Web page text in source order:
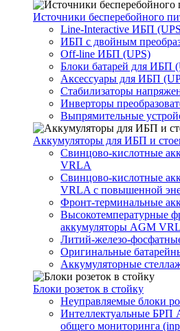
Источники бесперебойного
Line-Interactive ИБП
ИБП с двойным
Off-line ИБП (UPS)
Блоки батарей для ИБП
Аксессуары для ИБП
Стабилизаторы
Инверторы
Выпрямительные
Аккумуляторы для ИБП и
Свинцово-кислотные
VRLA
Свинцово-кислотные
VRLA с повышенной
Фронт-терминальные
Высокотемпературные
аккумуляторы AGM
Литий-железо-
Оригинальные
Аккумуляторные
Блоки розеток в стойку
Неуправляемые блоки
Интеллектуальные БРП
общего мониторинга